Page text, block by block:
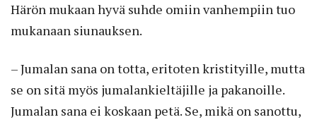
Härön mukaan hyvä suhde omiin vanhempiin tuo
mukanaan siunauksen.
– Jumalan sana on totta, eritoten kristityille, mutta
se on sitä myös jumalankieltäjille ja pakanoille.
Jumalan sana ei koskaan petä. Se, mikä on sanottu,